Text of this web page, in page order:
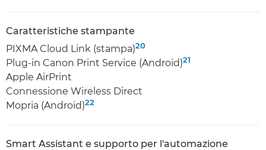
Caratteristiche stampante
PIXMA Cloud Link (stampa)20
Plug-in Canon Print Service (Android)21
Apple AirPrint
Connessione Wireless Direct
Mopria (Android)22
Smart Assistant e supporto per l'automazione